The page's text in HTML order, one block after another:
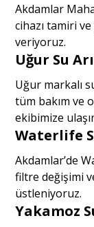
Akdamlar
cihazı tamiri
veriyoruz.
Uğur Su
Uğur markalı
tüm bakım ve
ekibimize
Waterlife
Akdamlar’de
filtre değişimi
üstleniyoruz.
Yakamoz